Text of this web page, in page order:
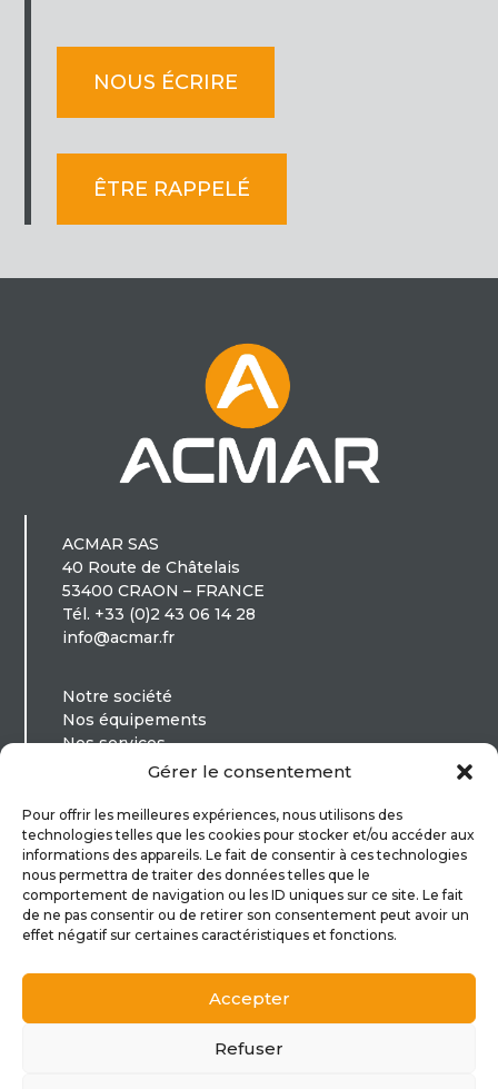
Gérer le consentement
Pour offrir les meilleures expériences, nous utilisons des
technologies telles que les cookies pour stocker et/ou accéder aux
informations des appareils. Le fait de consentir à ces technologies
nous permettra de traiter des données telles que le
comportement de navigation ou les ID uniques sur ce site. Le fait
de ne pas consentir ou de retirer son consentement peut avoir un
effet négatif sur certaines caractéristiques et fonctions.
Accepter
Refuser
NOUS ÉCRIRE
ÊTRE RAPPELÉ
ACMAR SAS
40 Route de Châtelais
53400 CRAON – FRANCE
Tél. +33 (0)2 43 06 14 28
info@acmar.fr
Notre société
Nos équipements
Nos services
Applications
Répandeuses
Répandeuses multiservices
Répandeurs gravillonneurs
Dispositif lait de chaux
Mentions légales
Site imaginé et développé par